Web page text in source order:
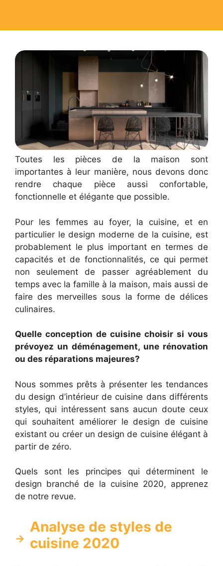
Toutes les pièces de la maison sont
importantes à leur manière, nous devons donc
rendre chaque pièce aussi confortable,
fonctionnelle et élégante que possible.
Pour les femmes au foyer, la cuisine, et en
particulier le design moderne de la cuisine, est
probablement le plus important en termes de
capacités et de fonctionnalités, ce qui permet
non seulement de passer agréablement du
temps avec la famille à la maison, mais aussi de
faire des merveilles sous la forme de délices
culinaires.
Quelle conception de cuisine choisir si vous
prévoyez un déménagement, une rénovation
ou des réparations majeures?
Nous sommes prêts à présenter les tendances
du design d’intérieur de cuisine dans différents
styles, qui intéressent sans aucun doute ceux
qui souhaitent améliorer le design de cuisine
existant ou créer un design de cuisine élégant à
partir de zéro.
Quels sont les principes qui déterminent le
design branché de la cuisine 2020, apprenez
de notre revue.
Analyse de styles de
cuisine 2020